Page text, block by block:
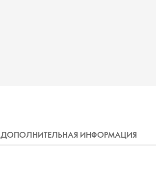
ДОПОЛНИТЕЛЬНАЯ ИНФОРМАЦИЯ